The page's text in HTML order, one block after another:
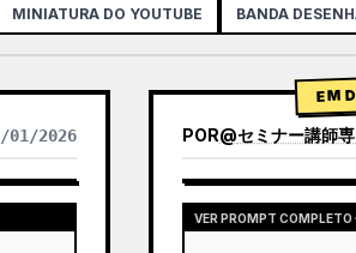
MINIATURA DO YOUTUBE BANDA
01/2026
EM
POR@セミナー講師専門AIコン
VER
VER PROMPT COMPLETO